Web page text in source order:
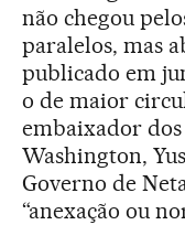
não chegou
paralelos, mas
publicado em
o de maior
embaixador
Washington,
Governo de
“anexação ou